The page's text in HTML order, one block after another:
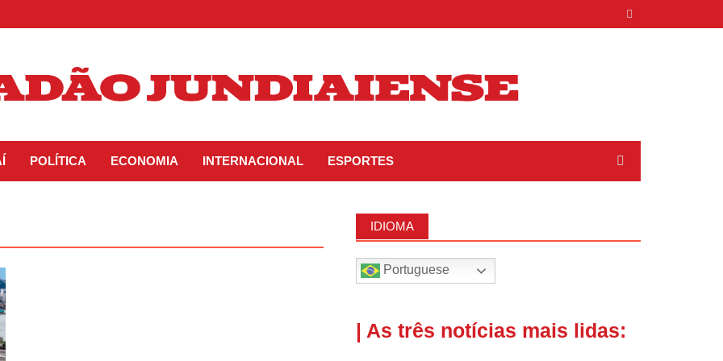
POLÍTICA ECONOMIA INTERNACIONAL ESPORTES
IDIOMA
Portuguese
| As três notícias mais lidas: